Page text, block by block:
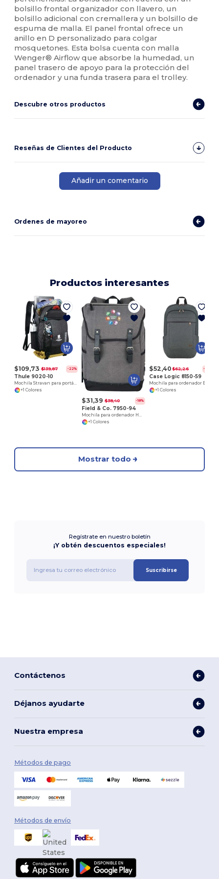
bolsillo frontal organizador con llavero, un
bolsillo adicional con cremallera y un bolsillo de
espuma de malla. El panel frontal ofrece un
anillo en D personalizado para colgar
mosquetones. Esta bolsa cuenta con malla
Wenger® Airflow que absorbe la humedad, un
panel trasero de apoyo para la protección del
ordenador y una funda trasera para el trolley.
Descubre otros productos
Reseñas de Clientes del Producto
Añadir un comentario
Ordenes de mayoreo
Productos interesantes
$109,73 $139,87 -22%
Thule 9020-10
+1 Colores
$31,39 $38,40 -18%
Field & Co. 7950-94
+1 Colores
$52,40 $62,26 -16%
Case Logic 8150-59
+1 Colores
Mostrar todo
Regístrate en nuestro boletín
¡Y obtén descuentos especiales!
Suscribirse
Contáctenos
Déjanos ayudarte
Nuestra empresa
Métodos de pago
Métodos de envío